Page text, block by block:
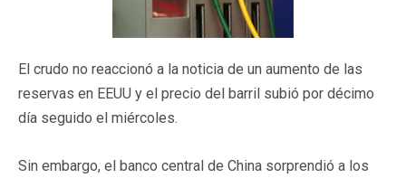
El crudo no reaccionó a la noticia de un aumento de las
reservas en EEUU y el precio del barril subió por décimo
día seguido el miércoles.
Sin embargo, el banco central de China sorprendió a los